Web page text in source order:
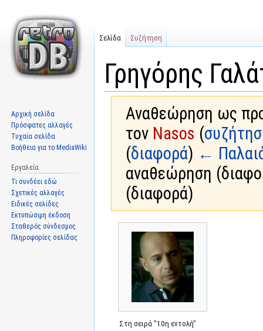
Γρηγόρης
Αναθεώρηση ως
τον Nasos (
(διαφορά) ←
αναθεώρηση
(διαφορά)
Στη σειρά "10η εντολή"
Σελίδα Συζήτηση
Αρχική σελίδα
Πρόσφατες αλλαγές
Τυχαία σελίδα
Βοήθεια για το MediaWiki
Εργαλεία
Τι συνδέει εδώ
Σχετικές αλλαγές
Ειδικές σελίδες
Εκτυπώσιμη έκδοση
Σταθερός σύνδεσμος
Πληροφορίες σελίδας